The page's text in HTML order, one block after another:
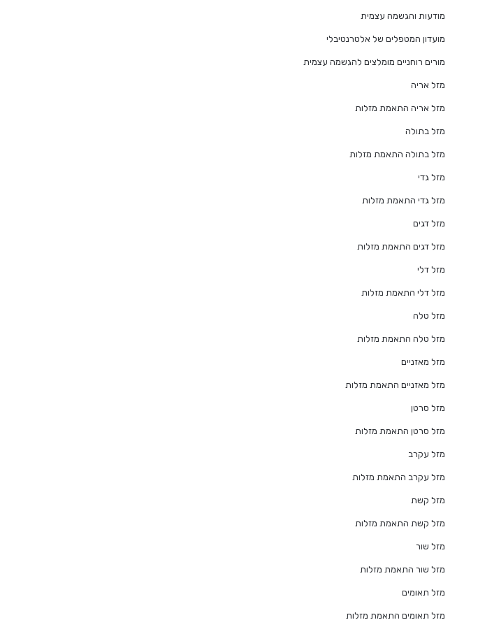
מודעות והגשמה עצמית
מועדון המטפלים של אלטרנטיבלי
מורים רוחניים מומלצים להגשמה עצמית
מזל אריה
מזל אריה התאמת מזלות
מזל בתולה
מזל בתולה התאמת מזלות
מזל גדי
מזל גדי התאמת מזלות
מזל דגים
מזל דגים התאמת מזלות
מזל דלי
מזל דלי התאמת מזלות
מזל טלה
מזל טלה התאמת מזלות
מזל מאזניים
מזל מאזניים התאמת מזלות
מזל סרטן
מזל סרטן התאמת מזלות
מזל עקרב
מזל עקרב התאמת מזלות
מזל קשת
מזל קשת התאמת מזלות
מזל שור
מזל שור התאמת מזלות
מזל תאומים
מזל תאומים התאמת מזלות